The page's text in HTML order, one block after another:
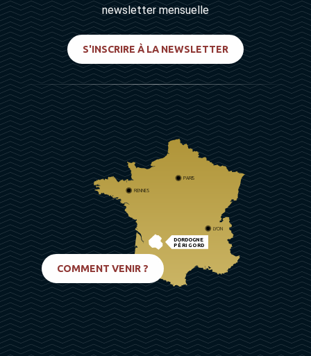
newsletter mensuelle
S'INSCRIRE À LA NEWSLETTER
DORDOGNE
PÉRIGORD
PARIS
RENNES
LYON
COMMENT VENIR ?